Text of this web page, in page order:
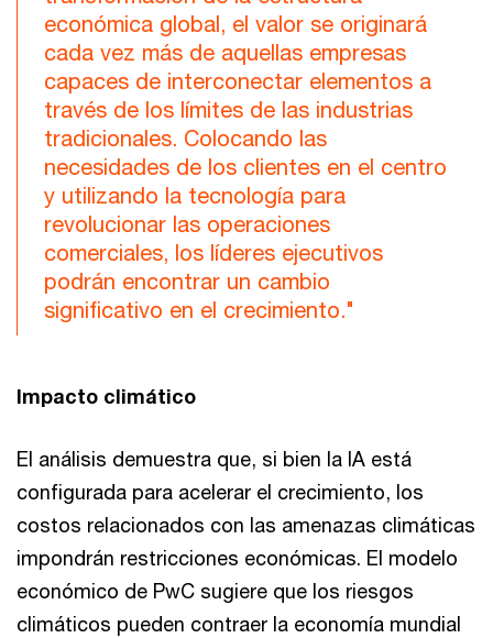
económica global, el valor se originará
cada vez más de aquellas empresas
capaces de interconectar elementos a
través de los límites de las industrias
tradicionales. Colocando las
necesidades de los clientes en el centro
y utilizando la tecnología para
revolucionar las operaciones
comerciales, los líderes ejecutivos
podrán encontrar un cambio
significativo en el crecimiento."
Impacto climático
El análisis demuestra que, si bien la IA está
configurada para acelerar el crecimiento, los
costos relacionados con las amenazas climáticas
impondrán restricciones económicas. El modelo
económico de PwC sugiere que los riesgos
climáticos pueden contraer la economía mundial